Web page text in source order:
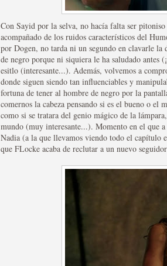
Galería con los Mejores
Televisión
MOLTISANTI
Recomendación de la semana
Las productoras de las
Con Sayid por la selva, no hacía falta ser
acompañado de los ruidos característicos del
por Dogen, no tarda ni un segundo en clavarle la
de negro porque ni siquiera le ha saludado antes
esitlo (interesante...). Además, volvemos a
donde siguen siendo tan influenciables y
fortuna de tener al hombre de negro por la
comernos la cabeza pensando si es el bueno o
como si se tratara del genio mágico de la
mundo (muy interesante...). Momento en el que
Nadia (a la que llevamos viendo todo el capítulo
que FLocke acaba de reclutar a un nuevo